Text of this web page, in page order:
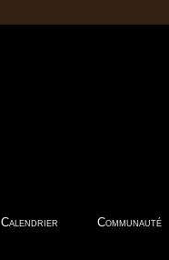
Calendrier Communauté